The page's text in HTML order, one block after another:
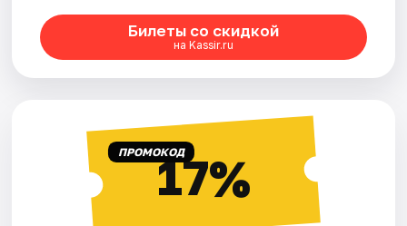
Билеты со скидкой
на Kassir.ru
ПРОМОКОД17%